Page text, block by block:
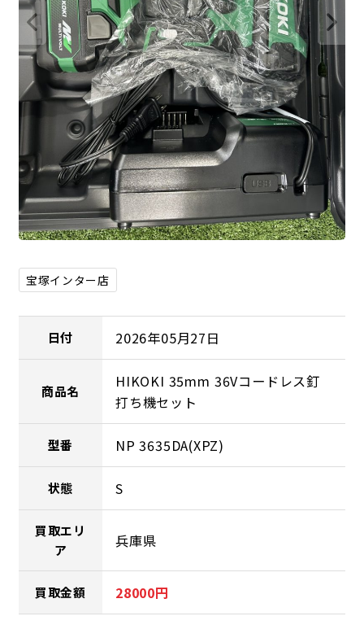
宝塚インター店
日付 2026年05月27日
商品名
HIKOKI 35mm 36Vコードレス釘
打ち機セット
型番 NP 3635DA(XPZ)
状態 S
買取エリ
ア
兵庫県
買取金額 28000円